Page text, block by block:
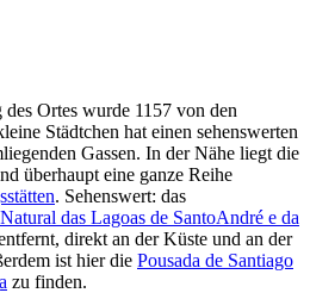
Ortes wurde 1157 von den
Städtchen hat einen sehenswerten
Gassen. In der Nähe liegt die
überhaupt eine ganze Reihe
. Sehenswert: das
das Lagoas de SantoAndré e da
direkt an der Küste und an der
ist hier die Pousada de Santiago
zu finden.